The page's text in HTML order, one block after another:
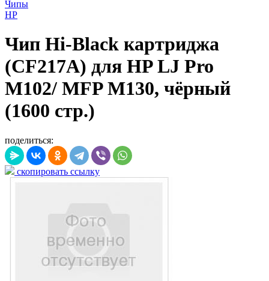
Чипы
HP
Чип Hi-Black картриджа
(CF217A) для HP LJ Pro
M102/ MFP M130, чёрный
(1600 стр.)
поделиться:
скопировать ссылку